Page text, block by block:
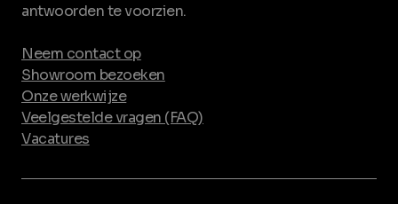
antwoorden te voorzien.
Neem contact op
Showroom bezoeken
Onze werkwijze
Veelgestelde vragen (FAQ)
Vacatures